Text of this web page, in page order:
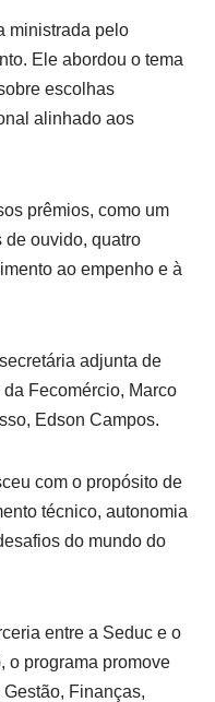
ministrada pelo
Ele abordou o tema
escolhas
alinhado aos
prêmios, como um
de ouvido, quatro
ao empenho e à
adjunta de
Fecomércio, Marco
Edson Campos.
com o propósito de
técnico, autonomia
do mundo do
entre a Seduc e o
o programa promove
Finanças,